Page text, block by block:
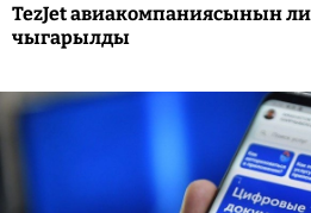
TezJet авиакомпаниясынын
чыгарылды